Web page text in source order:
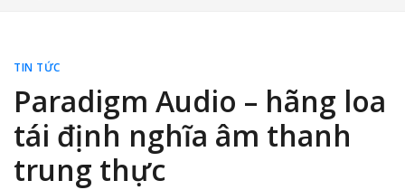
TIN TỨC
Paradigm Audio – hãng loa
tái định nghĩa âm thanh
trung thực